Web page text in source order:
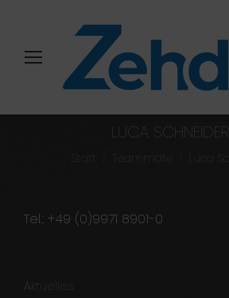
LUCA SCHNEIDER
Sie befinden sich hier:
Start Teammate
Tel.: +49 (0)9971 8901-0
Aktuelles